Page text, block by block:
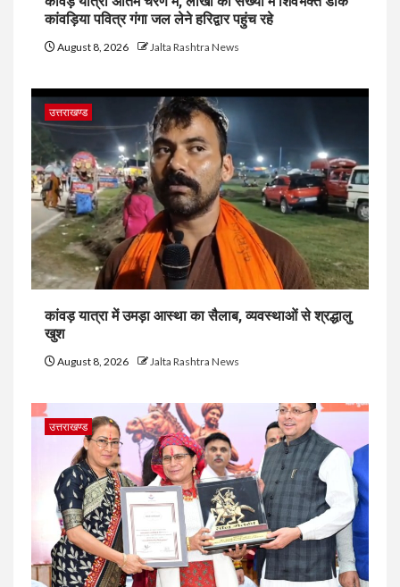
कांवड़िया पवित्र गंगा जल लेने हरिद्वार पहुंच रहे
August 8, 2026 Jalta Rashtra News
उत्तराखण्ड
कांवड़ यात्रा में उमड़ा आस्था का सैलाब, व्यवस्थाओं से श्रद्धालु
खुश
August 8, 2026 Jalta Rashtra News
उत्तराखण्ड